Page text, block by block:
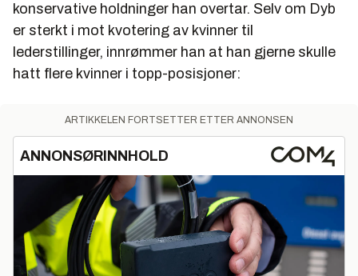
konservative holdninger han overtar. Selv om Dyb
er sterkt i mot kvotering av kvinner til
lederstillinger, innrømmer han at han gjerne skulle
hatt flere kvinner i topp-posisjoner:
ARTIKKELEN FORTSETTER ETTER ANNONSEN
ANNONSØRINNHOLD